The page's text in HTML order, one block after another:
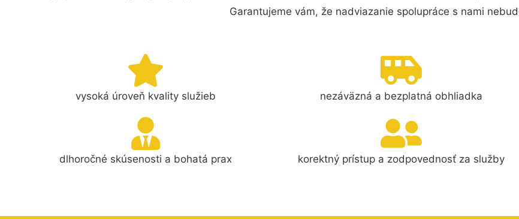
Garantujeme vám, že nadviazanie spolupráce s nami
vysoká úroveň kvality služieb nezáväzná a bezplatná obhliadka
dlhoročné skúsenosti a bohatá prax korektný prístup a zodpovednosť za služby